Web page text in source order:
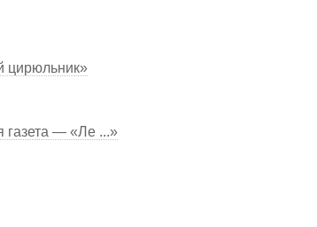
цирюльник»
газета — «Ле ...»